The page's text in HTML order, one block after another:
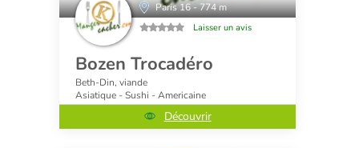
Paris 16 - 774 m
Laisser un avis
Bozen Trocadéro
Beth-Din, viande
Asiatique - Sushi - Americaine
Découvrir